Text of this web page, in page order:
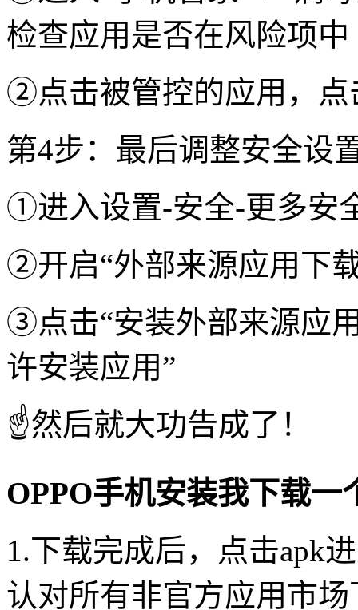
检查应用是否在风险项中
②点击被管控的应用，点
第4步：最后调整安全设
①进入设置-安全-更多安
②开启“外部来源应用下
③点击“安装外部来源应
许安装应用”
☝️然后就大功告成了！
OPPO手机安装我下载一
1.下载完成后，点击apk
认对所有非官方应用市